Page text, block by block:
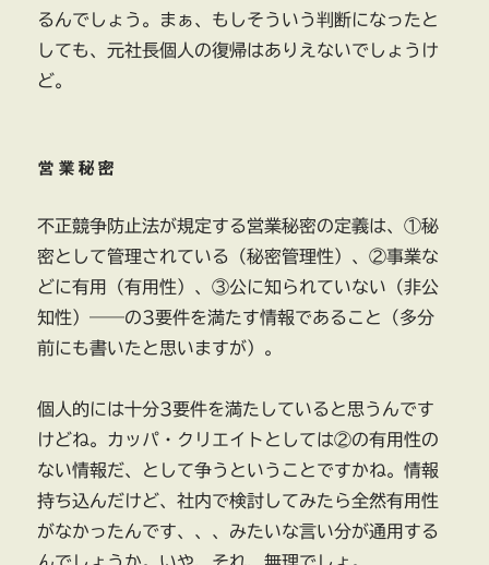
るんでしょう。まぁ、もしそういう判断になったと
しても、元社長個人の復帰はありえないでしょうけ
ど。
営業秘密
不正競争防止法が規定する営業秘密の定義は、①秘
密として管理されている（秘密管理性）、②事業な
どに有用（有用性）、③公に知られていない（非公
知性）――の3要件を満たす情報であること（多分
前にも書いたと思いますが）。
個人的には十分3要件を満たしていると思うんです
けどね。カッパ・クリエイトとしては②の有用性の
ない情報だ、として争うということですかね。情報
持ち込んだけど、社内で検討してみたら全然有用性
がなかったんです、、、みたいな言い分が通用する